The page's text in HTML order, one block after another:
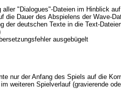
aller "Dialogues"-Dateien im Hinblick
die Dauer des Abspielens der Wave-
der deutschen Texte in die Text-
ausgebügelt
nur der Anfang des Spiels auf die
weiteren Spielverlauf (gravierende